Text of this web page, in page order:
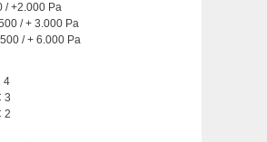
/ +2.000 Pa
/ + 3.000 Pa
/ + 6.000 Pa
4
3
2